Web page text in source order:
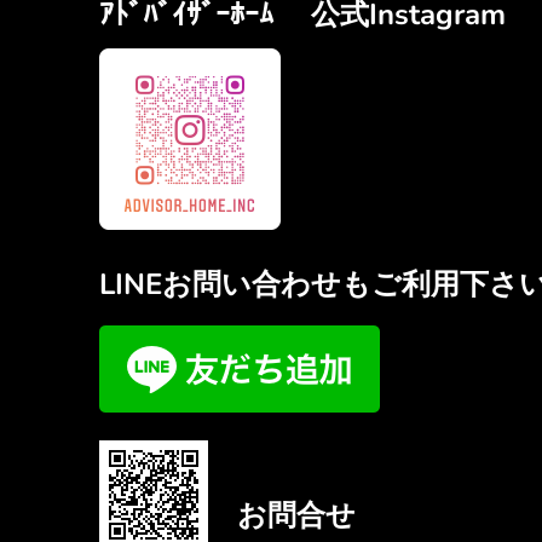
ｱﾄﾞﾊﾞｲｻﾞｰﾎｰﾑ 公式Instagram
LINEお問い合わせもご利用下さ
お問合せ